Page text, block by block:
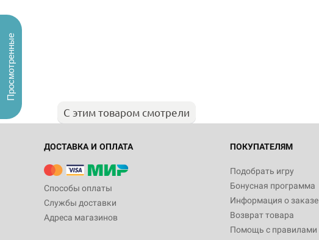
С этим товаром смотрели
ДОСТАВКА И ОПЛАТА
Способы оплаты
Службы доставки
Адреса магазинов
ПОКУПАТЕЛЯМ
Подобрать игру
Бонусная программа
Информация о заказе
Возврат товара
Помощь с правилами
Просмотренные